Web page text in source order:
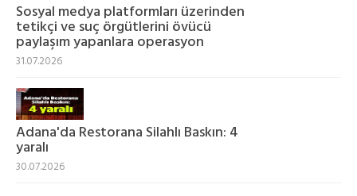
Sosyal medya platformları üzerinden
tetikçi ve suç örgütlerini övücü
paylaşım yapanlara operasyon
31.07.2026
Adana'da Restorana Silahlı Baskın: 4
yaralı
30.07.2026